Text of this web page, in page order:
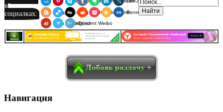
Похвалить
в
социалках:
Я.Мессенджер
ВКонтакте
Одноклассники
Telegram
X ViberWhatsApp
Мой МирPinterest
SkypeTumblrEvernoteLinkedInLiveJournal
BloggerDelicious
Digg redditPocketQzoneRenren
Sina Weibo
SurfingbirdTencent Weibo
Навигация